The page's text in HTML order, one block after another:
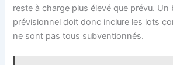
reste à charge plus élevé que prévu. Un
prévisionnel doit donc inclure les lots
ne sont pas tous subventionnés.